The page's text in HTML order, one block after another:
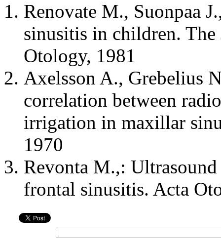
Renovate M., Suonpaa
sinusitis in children.
Otology, 1981
Axelsson A., Grebelius
correlation between
irrigation in maxillar
1970
Revonta M.,:
frontal sinusitis. Acta